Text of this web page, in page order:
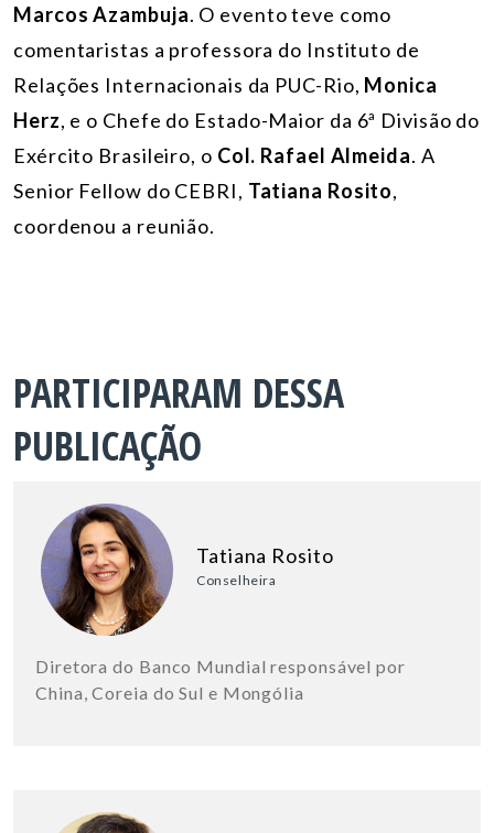
Marcos Azambuja. O evento teve como
comentaristas a professora do Instituto de
Relações Internacionais da PUC-Rio, Monica
Herz, e o Chefe do Estado-Maior da 6ª Divisão do
Exército Brasileiro, o Col. Rafael Almeida. A
Senior Fellow do CEBRI, Tatiana Rosito,
coordenou a reunião.
PARTICIPARAM DESSA
PUBLICAÇÃO
Tatiana Rosito
Conselheira
Diretora do Banco Mundial responsável por
China, Coreia do Sul e Mongólia